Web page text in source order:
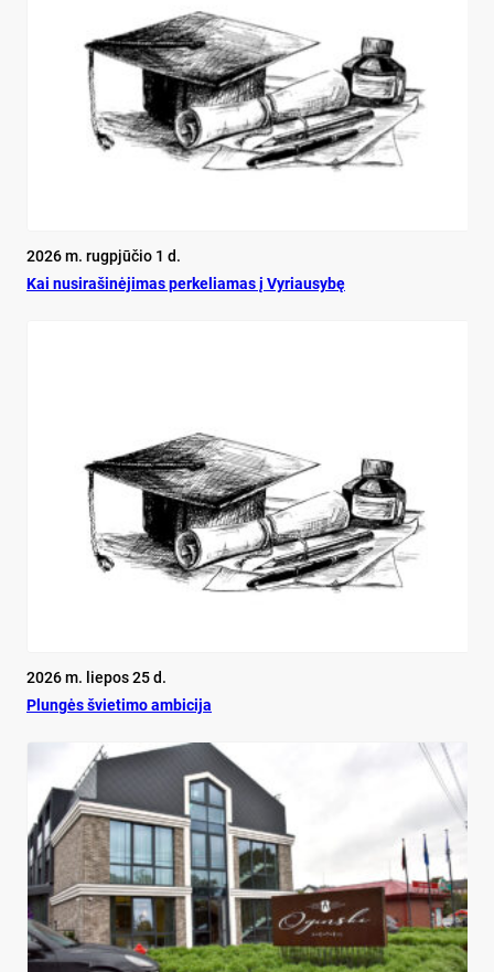
2026 m. rugpjūčio 1 d.
Kai nu­si­ra­ši­nė­ji­mas per­ke­lia­mas į Vy­riau­sy­bę
2026 m. liepos 25 d.
Plun­gės švie­ti­mo am­bi­ci­ja